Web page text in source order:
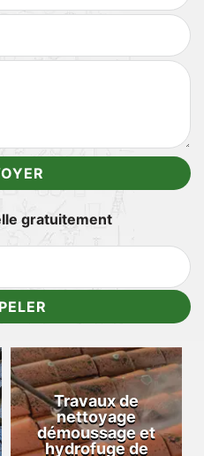
gratuitement
Travaux de
nettoyage
démoussage et
hydrofuge de